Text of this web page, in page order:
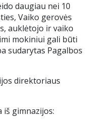
daugiau nei 10
Vaiko gerovės
auklėtojo ir vaiko
mokiniui gali būti
sudarytas Pagalbos
direktoriaus
iš gimnazijos: